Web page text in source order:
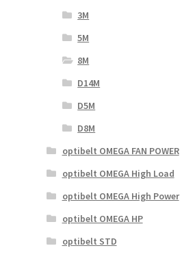
3M
5M
8M
D14M
D5M
D8M
optibelt OMEGA FAN POWER
optibelt OMEGA High Load
optibelt OMEGA High Power
optibelt OMEGA HP
optibelt STD